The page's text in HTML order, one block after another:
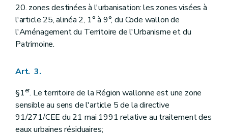
20. zones destinées à l'urbanisation: les zones visées à
l'article 25, alinéa 2, 1° à 9°, du Code wallon de
l'Aménagement du Territoire de l'Urbanisme et du
Patrimoine.
Art. 3.
§1er. Le territoire de la Région wallonne est une zone
sensible au sens de l'article 5 de la directive
91/271/CEE du 21 mai 1991 relative au traitement des
eaux urbaines résiduaires;